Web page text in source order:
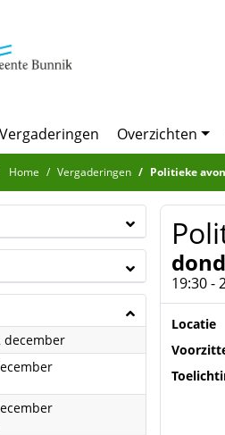
Vergaderingen Overzichten
Home Vergaderingen Politieke
december2024
2024
2024
19:30 -
Locatie